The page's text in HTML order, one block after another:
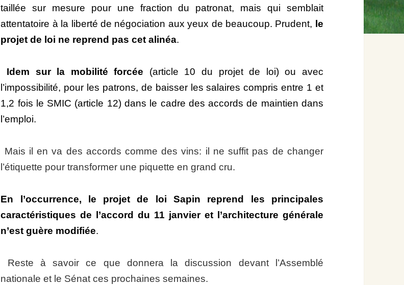
taillée sur mesure pour une fraction du patronat, mais qui semblait
attentatoire à la liberté de négociation aux yeux de beaucoup. Prudent, le
projet de loi ne reprend pas cet alinéa.
Idem sur la mobilité forcée (article 10 du projet de loi) ou avec
l’impossibilité, pour les patrons, de baisser les salaires compris entre 1 et
1,2 fois le SMIC (article 12) dans le cadre des accords de maintien dans
l’emploi.
Mais il en va des accords comme des vins: il ne suffit pas de changer
l’étiquette pour transformer une piquette en grand cru.
En l’occurrence, le projet de loi Sapin reprend les principales
caractéristiques de l’accord du 11 janvier et l’architecture générale
n’est guère modifiée.
Reste à savoir ce que donnera la discussion devant l’Assemblé
nationale et le Sénat ces prochaines semaines.